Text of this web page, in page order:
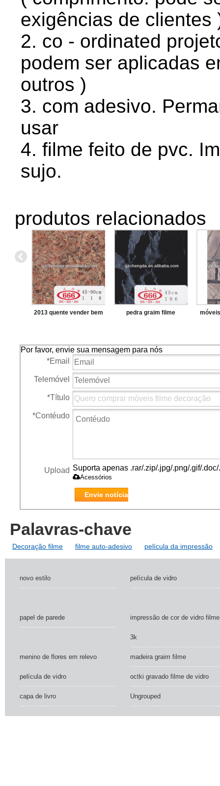
exigências de clientes
2. co - ordinated
podem ser aplicadas
outros )
3. com adesivo.
usar
4. filme feito de pvc.
sujo.
produtos relacionados
2013 quente vender bem pedra graim filme
Por favor, envie sua mensagem para nós
*Email
Telemóvel
*Título
*Contéudo
Upload Suporta apenas .rar/.zip/.jpg/.png/.gif/
Acessórios
Envie notícia
Palavras-chave
Decoração filme filme auto-adesivo película da impressão
novo estilo película de vidro
papel de parede impressão de cor de vidro filme
3k
menino de flores em relevo
película de vidro
madeira graim filme
octki gravado filme de vidro
capa de livro Ungrouped